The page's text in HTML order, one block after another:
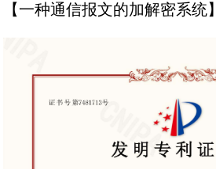
【一种通信报文的加解密系统】